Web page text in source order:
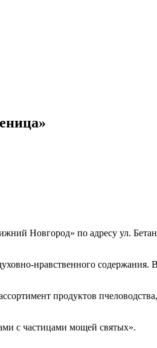
Новгород» по адресу ул.
нравственного содержания.
продуктов
с частицами мощей святых».